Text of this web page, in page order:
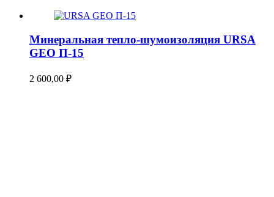
Минеральная тепло-шумоизоляция URSA
GEO П-15
2 600,00 ₽